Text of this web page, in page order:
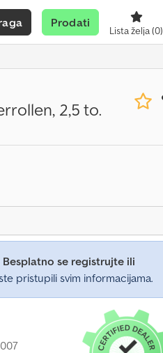
Prodati
Lista želja(0)
2,5 to.
Besplatno se registrujte ili
pristupili svim informacijama.